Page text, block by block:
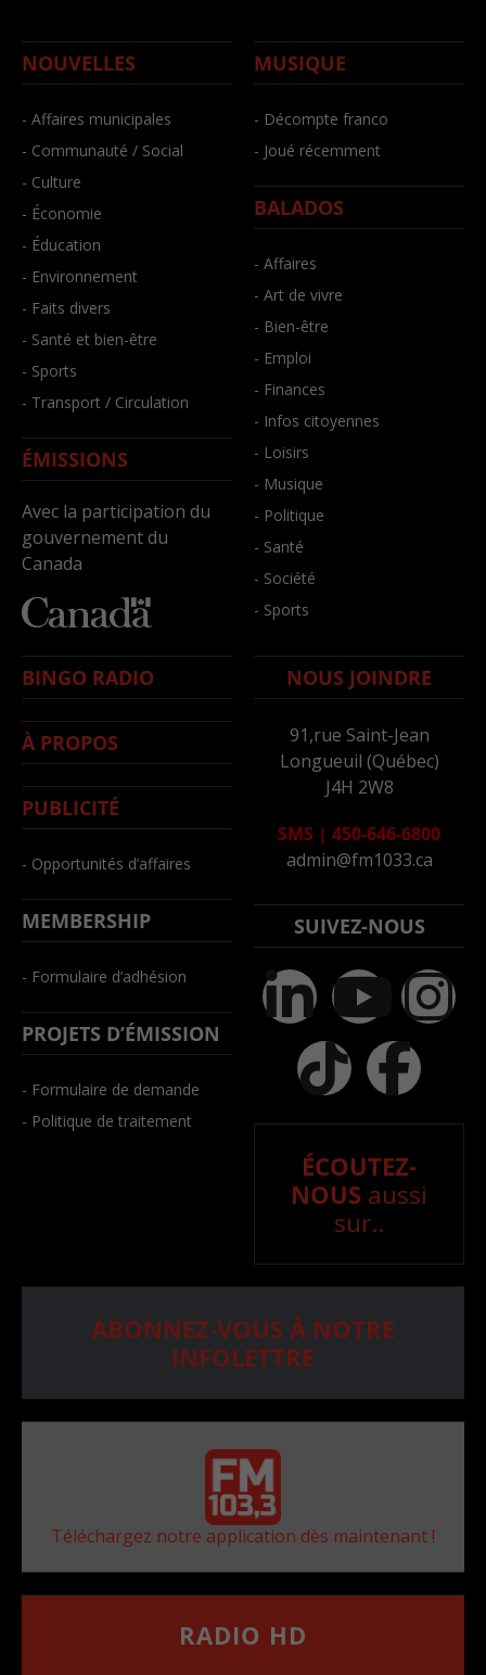
NOUVELLES
- Affaires municipales
- Communauté / Social
- Culture
- Économie
- Éducation
- Environnement
- Faits divers
- Santé et bien-être
- Sports
- Transport / Circulation
ÉMISSIONS
Avec la participation du
gouvernement du
Canada
MUSIQUE
- Décompte franco
- Joué récemment
BALADOS
- Affaires
- Art de vivre
- Bien-être
- Emploi
- Finances
- Infos citoyennes
- Loisirs
- Musique
- Politique
- Santé
- Société
- Sports
BINGO RADIO
À PROPOS
PUBLICITÉ
- Opportunités d’affaires
MEMBERSHIP
- Formulaire d’adhésion
PROJETS D’ÉMISSION
- Formulaire de demande
- Politique de traitement
NOUS JOINDRE
91,rue Saint-Jean
Longueuil (Québec)
J4H 2W8
SMS | 450-646-6800
admin@fm1033.ca
SUIVEZ-NOUS
ÉCOUTEZ-
NOUS aussi
sur..
ABONNEZ-VOUS À NOTRE
INFOLETTRE
Téléchargez notre application dès maintenant !
RADIO HD